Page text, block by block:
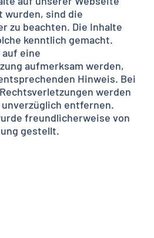
wurden, sind die
zu beachten. Die Inhalte
kenntlich gemacht.
eine
aufmerksam werden,
Hinweis. Bei
werden
entfernen.
freundlicherweise von
gestellt.